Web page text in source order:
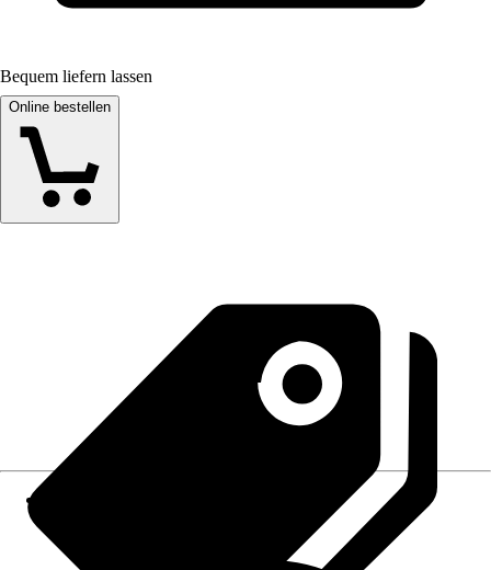
Bequem liefern lassen
Online bestellen